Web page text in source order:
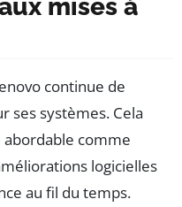
mises à
continue de
ses systèmes. Cela
comme
logicielles
au fil du temps.